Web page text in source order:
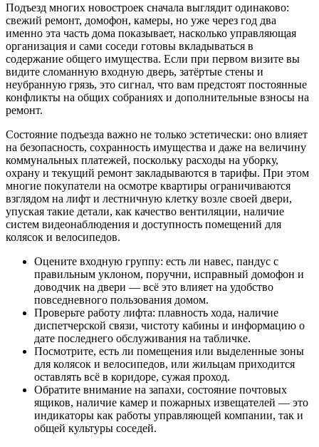
Подъезд многих новостроек сначала выглядит одинаково:
свежий ремонт, домофон, камеры, но уже через год два
именно эта часть дома показывает, насколько управляющая
организация и сами соседи готовы вкладываться в
содержание общего имущества. Если при первом визите вы
видите сломанную входную дверь, затёртые стены и
неубранную грязь, это сигнал, что вам предстоят постоянные
конфликты на общих собраниях и дополнительные взносы на
ремонт.
Состояние подъезда важно не только эстетически: оно влияет
на безопасность, сохранность имущества и даже на величину
коммунальных платежей, поскольку расходы на уборку,
охрану и текущий ремонт закладываются в тарифы. При этом
многие покупатели на осмотре квартиры ограничиваются
взглядом на лифт и лестничную клетку возле своей двери,
упуская такие детали, как качество вентиляции, наличие
систем видеонаблюдения и доступность помещений для
колясок и велосипедов.
Оцените входную группу: есть ли навес, пандус с
правильным уклоном, поручни, исправный домофон и
доводчик на двери — всё это влияет на удобство
повседневного пользования домом.
Проверьте работу лифта: плавность хода, наличие
диспетчерской связи, чистоту кабины и информацию о
дате последнего обслуживания на табличке.
Посмотрите, есть ли помещения или выделенные зоны
для колясок и велосипедов, или жильцам приходится
оставлять всё в коридоре, сужая проход.
Обратите внимание на запахи, состояние почтовых
ящиков, наличие камер и пожарных извещателей — это
индикаторы как работы управляющей компании, так и
общей культуры соседей.